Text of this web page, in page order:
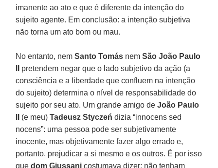
imanente ao ato e que é diferente da intenção do
sujeito agente. Em conclusão: a intenção subjetiva
não torna um ato bom ou mau.
No entanto, nemSanto Tomás nemSão João Paulo
pretendem negar que o lado subjetivo da ação (a
consciência e a liberdade que confluem na intenção
do sujeito) determina o nível de responsabilidade do
sujeito por seu ato. Um grande amigo deJoão Paulo
(e meu)Tadeusz Styczeń dizia “innocens sed
nocens”: uma pessoa pode ser subjetivamente
inocente, mas objetivamente fazer algo errado e,
portanto, prejudicar a si mesmo e os outros. É por isso
quedom Giussani costumava dizer: não tenham